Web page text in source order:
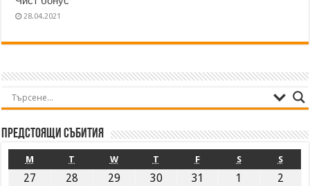
28.04.2021
Предстоящи събития
M T W T F S S
27 28 29 30 31 1 2